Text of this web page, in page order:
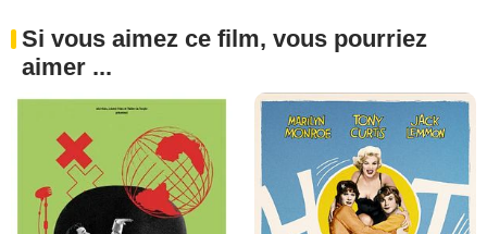
Si vous aimez ce film, vous pourriez
aimer ...